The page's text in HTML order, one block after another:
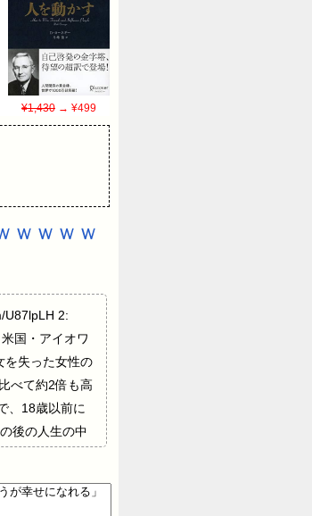
¥1,430→ ¥499
ｗｗｗｗ
U87lpLH 2:
国・アイオワ
を失った女性の
べて約2倍も高
、18歳以前に
後の人生の中
夫婦関係）に
あると報告して